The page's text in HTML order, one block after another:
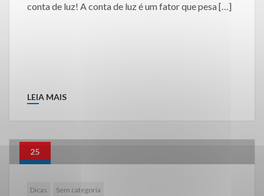
conta de luz! A conta de luz é um fator que pesa […]
LEIA MAIS
25
Dicas Sem categoria